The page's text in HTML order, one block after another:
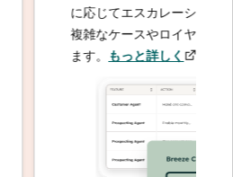
に応じてエスカレーションする
複雑なケースやロイヤルティー
ます。もっと詳しく